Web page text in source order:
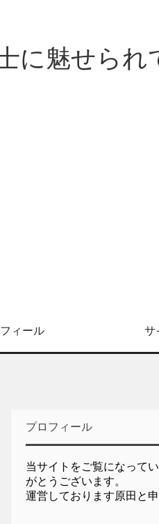
に魅せられ
ィール サ
プロフィール
当サイトをご覧になって
がとうございます。
運営しております原田と申